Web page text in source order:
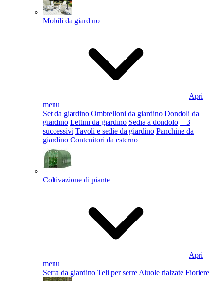
Mobili da giardino
Apri
menu
Set da giardino Ombrelloni da giardino Dondoli da
giardino Lettini da giardino Sedia a dondolo + 3
successivi Tavoli e sedie da giardino Panchine da
giardino Contenitori da esterno
Coltivazione di piante
Apri
menu
Serra da giardino Teli per serre Aiuole rialzate Fioriere